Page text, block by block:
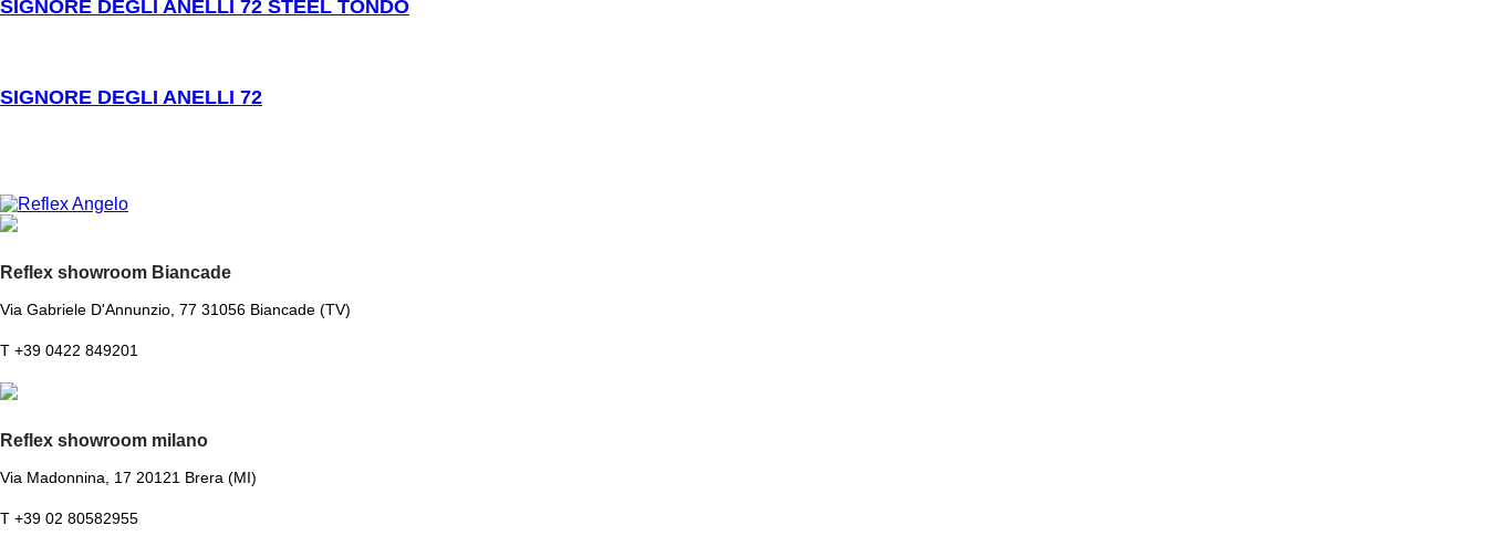
SIGNORE DEGLI ANELLI 72 STEEL TONDO
SIGNORE DEGLI ANELLI 72
Reflex showroom Biancade
Via Gabriele D'Annunzio, 77 31056 Biancade (TV)
T +39 0422 849201
Reflex showroom milano
Via Madonnina, 17 20121 Brera (MI)
T +39 02 80582955